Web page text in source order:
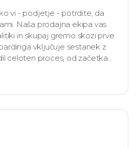
vi - podjetje - potrdite, da
Naša prodajna ekipa vas
in skupaj gremo skozi prve
vključuje sestanek z
celoten proces, od začetka